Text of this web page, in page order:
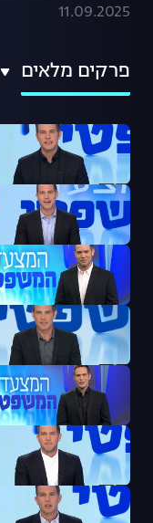
11.09.2025
פרקים מלאים